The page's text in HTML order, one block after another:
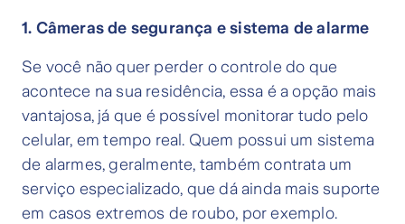
1. Câmeras de segurança e sistema de alarme
Se você não quer perder o controle do que
acontece na sua residência, essa é a opção mais
vantajosa, já que é possível monitorar tudo pelo
celular, em tempo real. Quem possui um sistema
de alarmes, geralmente, também contrata um
serviço especializado, que dá ainda mais suporte
em casos extremos de roubo, por exemplo.